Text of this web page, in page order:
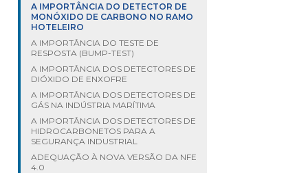
A IMPORTÂNCIA DO DETECTOR DE
MONÓXIDO DE CARBONO NO RAMO
HOTELEIRO
A IMPORTÂNCIA DO TESTE DE
RESPOSTA (BUMP-TEST)
A IMPORTÂNCIA DOS DETECTORES DE
DIÓXIDO DE ENXOFRE
A IMPORTÂNCIA DOS DETECTORES DE
GÁS NA INDÚSTRIA MARÍTIMA
A IMPORTÂNCIA DOS DETECTORES DE
HIDROCARBONETOS PARA A
SEGURANÇA INDUSTRIAL
ADEQUAÇÃO À NOVA VERSÃO DA NFE
4.0